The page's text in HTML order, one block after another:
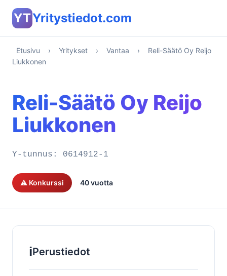
YTYritystiedot.com
Etusivu › Yritykset › Vantaa ›
Reli-Säätö Oy Reijo
Liukkonen
Reli-Säätö Oy Reijo
Liukkonen
Y-tunnus: 0614912-1
⚠️ Konkurssi 40 vuotta
ℹ️Perustiedot